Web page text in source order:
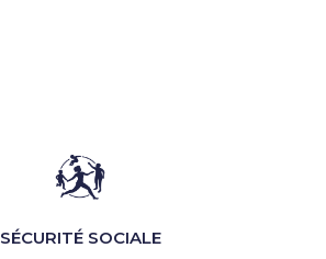
SÉCURITÉ SOCIALE